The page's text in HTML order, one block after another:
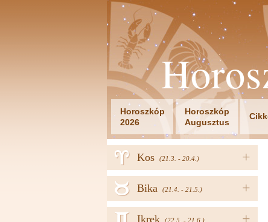
Horoszkóp
2026
Horoszkóp
Augusztus
+
Kos (21.3. - 20.4.)
a
+
Bika (21.4. - 21.5.)
b
Ikrek (22.5. - 21.6.)